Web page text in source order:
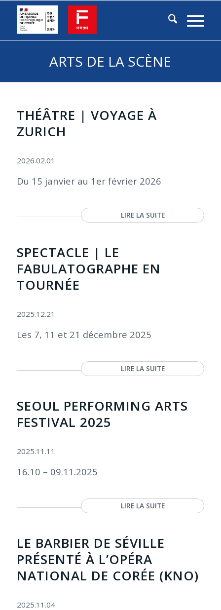
ARTS DE LA SCÈNE
THÉÂTRE | VOYAGE À
ZURICH
2026.02.01
Du 15 janvier au 1er février 2026
LIRE LA SUITE
SPECTACLE | LE
FABULATOGRAPHE EN
TOURNÉE
2025.12.21
Les 7, 11 et 21 décembre 2025
LIRE LA SUITE
SEOUL PERFORMING ARTS
FESTIVAL 2025
2025.11.11
16.10 – 09.11.2025
LIRE LA SUITE
LE BARBIER DE SÉVILLE
PRÉSENTÉ À L’OPÉRA
NATIONAL DE CORÉE (KNO)
2025.11.04